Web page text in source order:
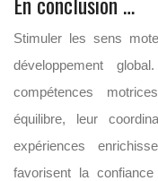
Stimuler les sens
développement
compétences
équilibre, leur
expériences
favorisent la